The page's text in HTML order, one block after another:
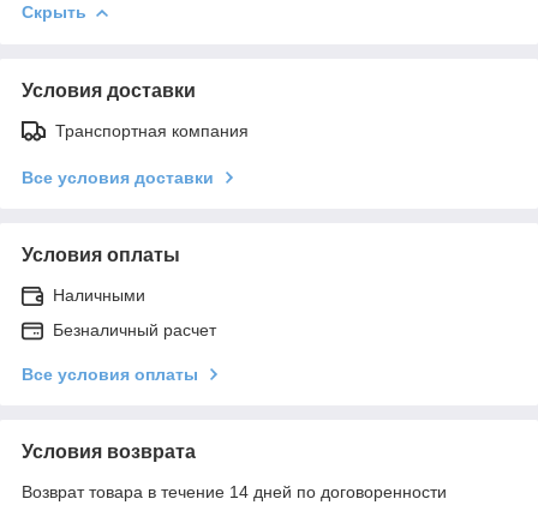
Скрыть
Условия доставки
Транспортная компания
Все условия доставки
Условия оплаты
Наличными
Безналичный расчет
Все условия оплаты
Условия возврата
Возврат товара в течение 14 дней по договоренности